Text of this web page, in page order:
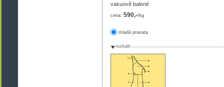
vakuově balené
cena: 590,-/kg
mladá prasata
rozbalit